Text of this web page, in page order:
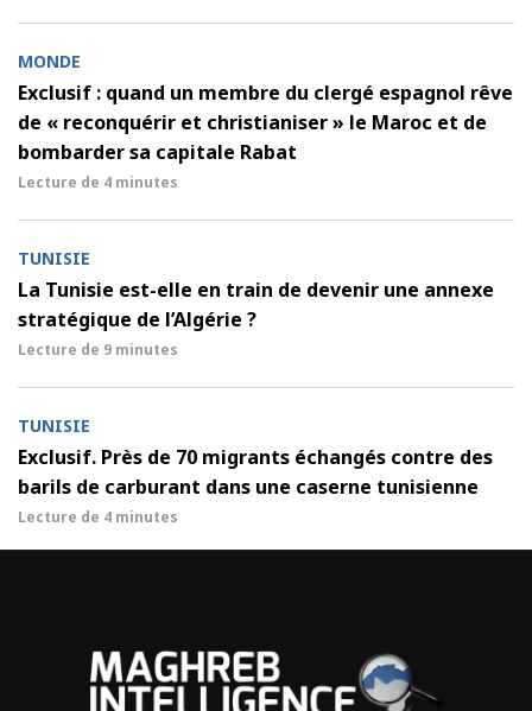
MONDE
Exclusif : quand un membre du clergé espagnol rêve
de « reconquérir et christianiser » le Maroc et de
bombarder sa capitale Rabat
Lecture de 4 minutes
TUNISIE
La Tunisie est-elle en train de devenir une annexe
stratégique de l’Algérie ?
Lecture de 9 minutes
TUNISIE
Exclusif. Près de 70 migrants échangés contre des
barils de carburant dans une caserne tunisienne
Lecture de 4 minutes